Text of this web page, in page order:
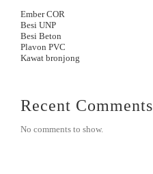
Ember COR
Besi UNP
Besi Beton
Plavon PVC
Kawat bronjong
Recent Comments
No comments to show.